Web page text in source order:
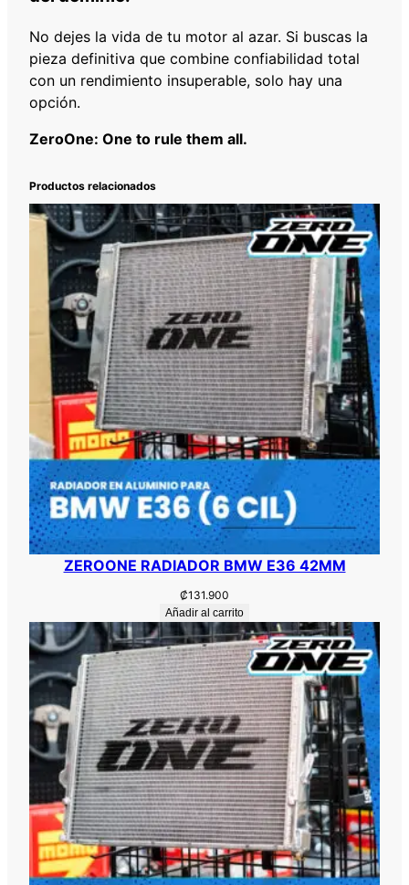
No dejes la vida de tu motor al azar. Si buscas la
pieza definitiva que combine confiabilidad total
con un rendimiento insuperable, solo hay una
opción.
ZeroOne: One to rule them all.
Productos relacionados
ZEROONE RADIADOR BMW E36 42MM
₡131.900
Añadir al carrito